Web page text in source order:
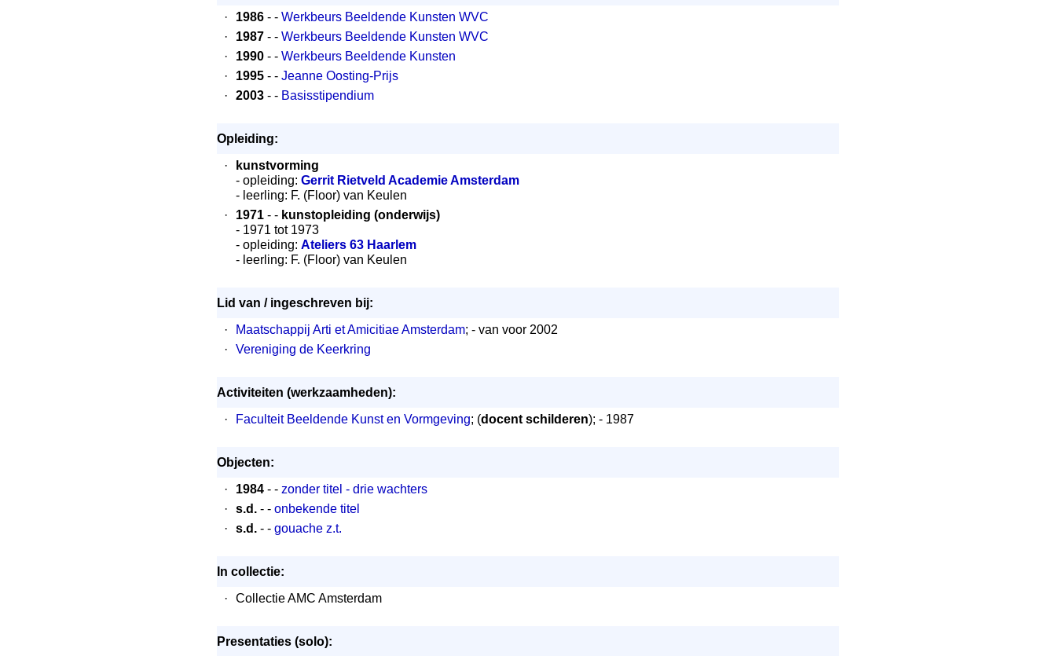
·
1986 - - Werkbeurs Beeldende Kunsten WVC
·
1987 - - Werkbeurs Beeldende Kunsten WVC
·
1990 - - Werkbeurs Beeldende Kunsten
·
1995 - - Jeanne Oosting-Prijs
·
2003 - - Basisstipendium
Opleiding:
·
kunstvorming
- opleiding: Gerrit Rietveld Academie Amsterdam
- leerling: F. (Floor) van Keulen
·
1971 - - kunstopleiding (onderwijs)
- 1971 tot 1973
- opleiding: Ateliers 63 Haarlem
- leerling: F. (Floor) van Keulen
Lid van / ingeschreven bij:
·
Maatschappij Arti et Amicitiae Amsterdam; - van voor 2002
·
Vereniging de Keerkring
Activiteiten (werkzaamheden):
·
Faculteit Beeldende Kunst en Vormgeving; (docent schilderen); - 1987
Objecten:
·
1984 - - zonder titel - drie wachters
·
s.d. - - onbekende titel
·
s.d. - - gouache z.t.
In collectie:
·
Collectie AMC Amsterdam
Presentaties (solo):